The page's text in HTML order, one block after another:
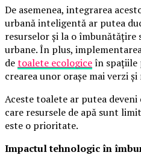
De asemenea, integrarea
urbană inteligentă ar putea
resurselor și la o
urbane. În plus,
detoalete ecologiceîn spațiile
crearea unor orașe mai verzi și
Aceste toalete ar putea
care resursele de apă sunt
este o prioritate.
Impactul tehnologic în